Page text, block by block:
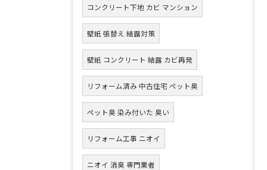
コンクリート下地 カビ マンション
壁紙 張替え 結露対策
壁紙 コンクリート 結露 カビ再発
リフォーム済み 中古住宅 ペット臭
ペット臭 染み付いた 臭い
リフォーム工事 ニオイ
ニオイ 消臭 専門業者